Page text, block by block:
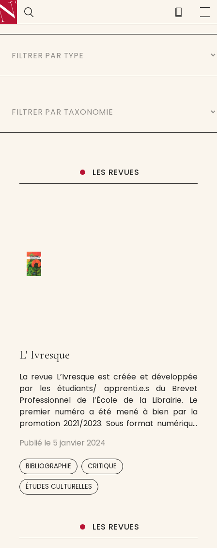
LES REVUES
L' Ivresque
La revue L’Ivresque est créée et développée
par les étudiants/ apprenti.e.s du Brevet
Professionnel de l’École de la Librairie. Le
premier numéro a été mené à bien par la
promotion 2021/2023. Sous format numérique
l’école. Compte rendu du premier numéro
repris dans La Revue des revues no
Publié le 5 janvier 2024
BIBLIOGRAPHIE CRITIQUE
ÉTUDES CULTURELLES
LES REVUES